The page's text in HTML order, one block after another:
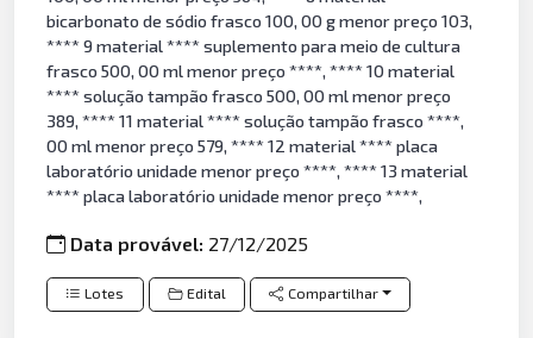
bicarbonato de sódio frasco 100, 00 g menor preço 103,
**** 9 material **** suplemento para meio de cultura
frasco 500, 00 ml menor preço ****, **** 10 material
**** solução tampão frasco 500, 00 ml menor preço
389, **** 11 material **** solução tampão frasco ****,
00 ml menor preço 579, **** 12 material **** placa
laboratório unidade menor preço ****, **** 13 material
**** placa laboratório unidade menor preço ****,
Data provável: 27/12/2025
Lotes Edital Compartilhar